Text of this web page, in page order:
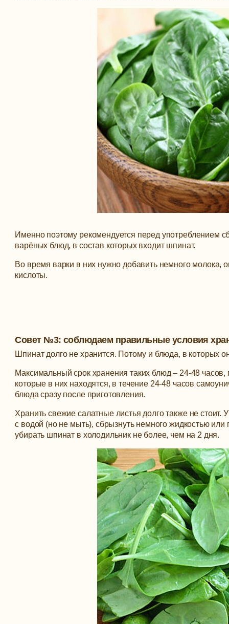
Именно поэтому рекомендуется перед употреблением
варёных блюд, в состав которых входит шпинат.
Во время варки в них нужно добавить немного молока,
кислоты.
Совет №3: соблюдаем правильные условия
Шпинат долго не хранится. Потому и блюда, в которых
Максимальный срок хранения таких блюд – 24-48
которые в них находятся, в течение 24-48 часов
блюда сразу после приготовления.
Хранить свежие салатные листья долго также не стоит.
с водой (но не мыть), сбрызнуть немного жидкостью или
убирать шпинат в холодильник не более, чем на 2 дня.